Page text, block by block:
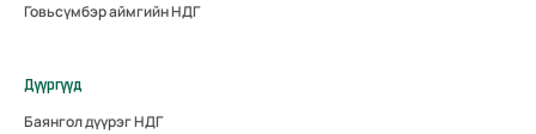
Говьсүмбэр аймгийн НДГ
Дүүргүүд
Баянгол дүүрэг НДГ